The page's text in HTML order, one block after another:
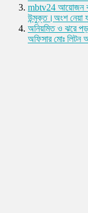
mbtv24 আয়োজন
উন্মুক্ত।অংশ নেয়া
অনিয়মিত ও ঝরে পড়া
অফিসার মোঃ লিটন